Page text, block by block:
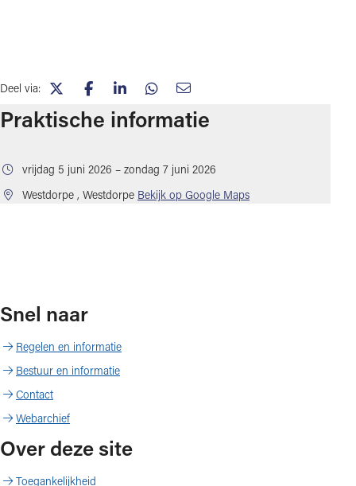
Deel via:
(opent in nieuw tabblad)
(opent in nieuw tabblad)
(opent in nieuw tabblad)
(opent in nieuw tabblad)
(opent in nieuw tabblad)
Praktische informatie
vrijdag 5 juni 2026 – zondag 7 juni 2026
Westdorpe , Westdorpe Bekijk op Google Maps(opent in nieuw
Snel naar
Regelen en informatie
Bestuur en informatie
Contact
Webarchief
Over deze site
Toegankelijkheid